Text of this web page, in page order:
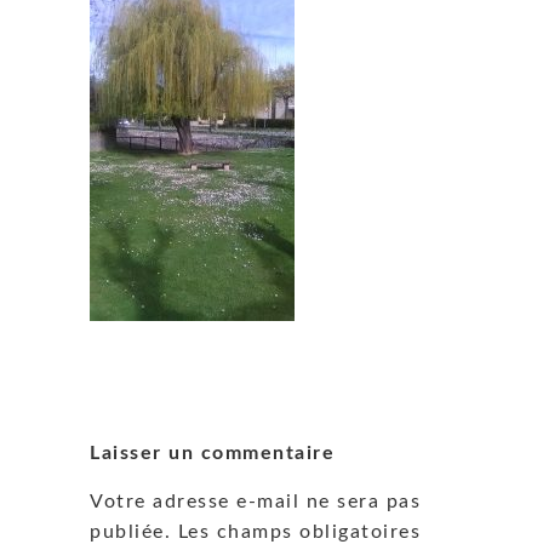
Laisser un commentaire
Votre adresse e-mail ne sera pas
publiée.
Les champs obligatoires